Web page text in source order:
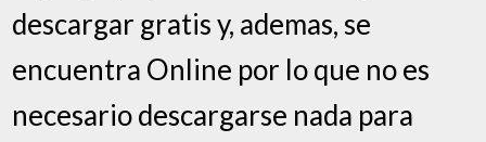
descargar gratis y, ademas, se
encuentra Online por lo que no es
necesario descargarse nada para